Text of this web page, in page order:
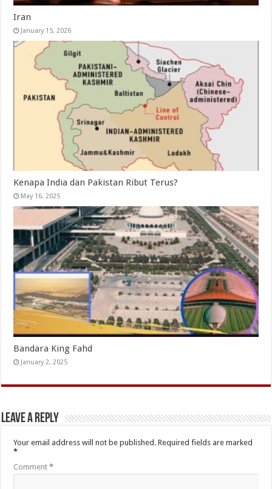
Iran
January 15, 2026
Kenapa India dan Pakistan Ribut Terus?
May 16, 2025
Bandara King Fahd
January 2, 2025
Leave a Reply
Your email address will not be published. Required fields are marked
*
Comment*